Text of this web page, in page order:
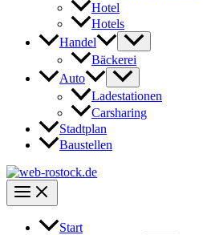
Hotel
Hotels
Handel
Bäckerei
Auto
Ladestationen
Carsharing
Stadtplan
Baustellen
Start